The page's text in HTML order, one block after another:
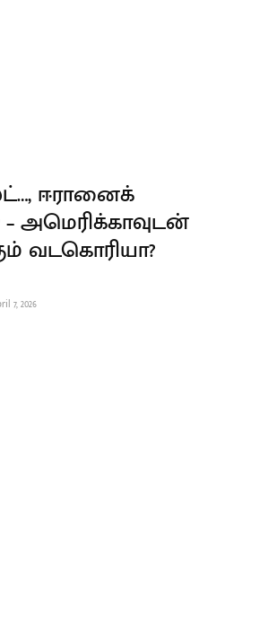
ஈரானைக்
– அமெரிக்காவுடன்
வடகொரியா?
7, 2026